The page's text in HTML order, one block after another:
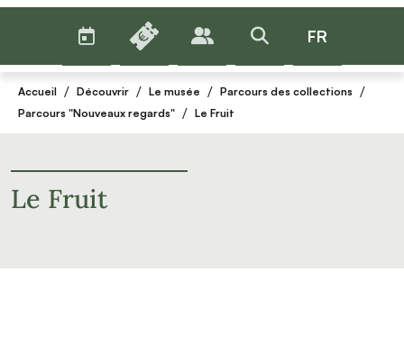
BILLETTERIE
PUBLICS >RECHERCHER
FR
Accueil / Découvrir / Le musée / Parcours des collections /
Parcours "Nouveaux regards" / Le Fruit
Le Fruit